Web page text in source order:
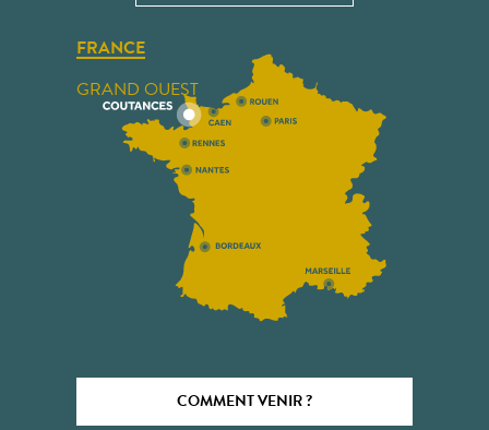
FRANCE
GRAND OUEST
COMMENT VENIR ?